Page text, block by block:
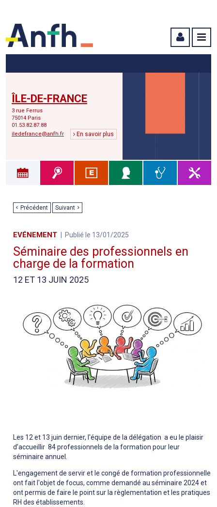
ÎLE-DE-FRANCE
3 rue Ferrus
75014 Paris
01.53.82.87.88
iledefrance@anfh.fr
En savoir plus
Précédent Suivant
EVÉNEMENT Publié le 13/01/2025
Séminaire des professionnels en
charge de la formation
12 ET 13 JUIN 2025
Les 12 et 13 juin dernier, l'équipe de la délégation a eu le plaisir
d’accueillir 84 professionnels de la formation pour leur
séminaire annuel.
L'engagement de servir et le congé de formation professionnelle
ont fait l'objet de focus, comme demandé au séminaire 2024 et
ont permis de faire le point sur la règlementation et les pratiques
RH des établissements.